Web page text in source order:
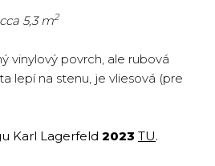
5,3 m2
vinylový povrch, ale rubová
lepí na stenu, je vliesová (pre
Karl Lagerfeld 2023 TU.